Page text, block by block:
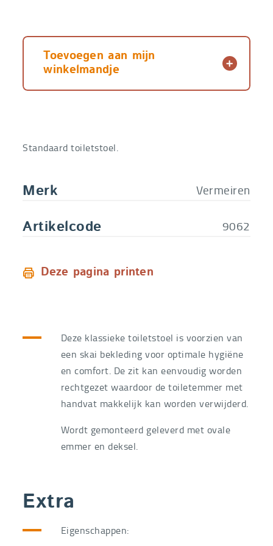
Toevoegen aan mijn
winkelmandje
Standaard toiletstoel.
Merk Vermeiren
Artikelcode 9062
Deze pagina printen
Deze klassieke toiletstoel is voorzien van
een skai bekleding voor optimale hygiëne
en comfort. De zit kan eenvoudig worden
rechtgezet waardoor de toiletemmer met
handvat makkelijk kan worden verwijderd.
Wordt gemonteerd geleverd met ovale
emmer en deksel.
Extra
Eigenschappen: